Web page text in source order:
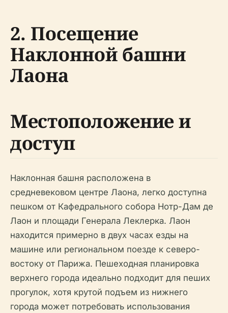
2. Посещение
Наклонной башни
Лаона
Местоположение и
доступ
Наклонная башня расположена в
средневековом центре Лаона, легко доступна
пешком от Кафедрального собора Нотр-Дам де
Лаон и площади Генерала Леклерка. Лаон
находится примерно в двух часах езды на
машине или региональном поезде к северо-
востоку от Парижа. Пешеходная планировка
верхнего города идеально подходит для пеших
прогулок, хотя крутой подъем из нижнего
города может потребовать использования